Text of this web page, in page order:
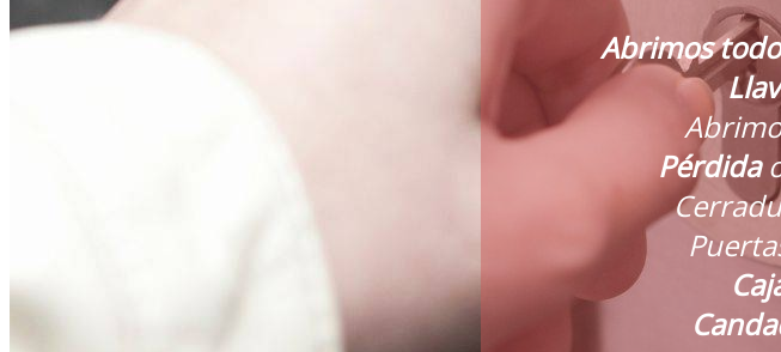
Abrimos todo
Pérdida